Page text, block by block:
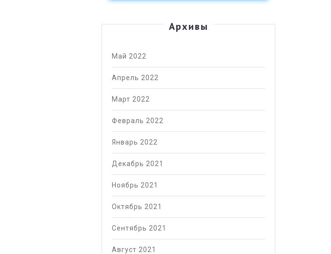
Архивы
Май 2022
Апрель 2022
Март 2022
Февраль 2022
Январь 2022
Декабрь 2021
Ноябрь 2021
Октябрь 2021
Сентябрь 2021
Август 2021